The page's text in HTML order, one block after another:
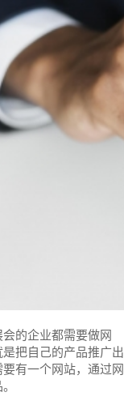
的企业都需要做网
把自己的产品推广出
有一个网站，通过网